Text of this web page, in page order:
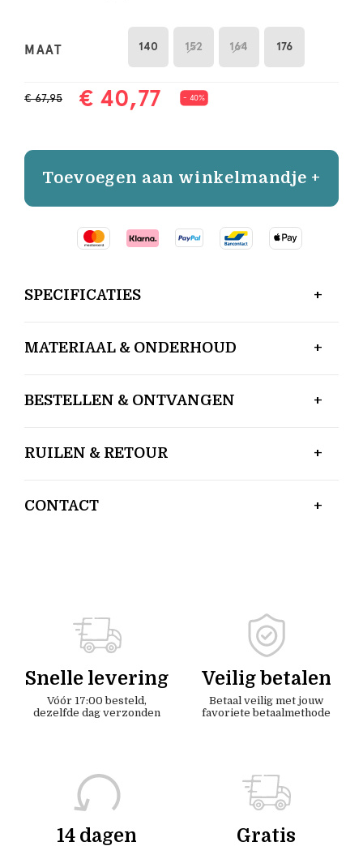
MAAT 140 152 164 176
€ 67,95 € 40,77 - 40%
Toevoegen aan winkelmandje +
SPECIFICATIES
MATERIAAL & ONDERHOUD
BESTELLEN & ONTVANGEN
RUILEN & RETOUR
CONTACT
Snelle levering
Vóór 17:00 besteld,
dezelfde dag verzonden
Veilig betalen
Betaal veilig met jouw
favoriete betaalmethode
14 dagen Gratis